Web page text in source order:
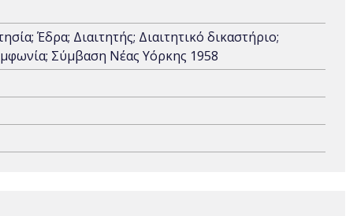
Έδρα; Διαιτητής; Διαιτητικό δικαστήριο;
Σύμβαση Νέας Υόρκης 1958